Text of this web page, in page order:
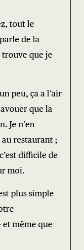
tout le
de la
trouve que je
peu, ça a l’air
que la
Je n’en
restaurant ;
difficile de
moi.
plus simple
et même que